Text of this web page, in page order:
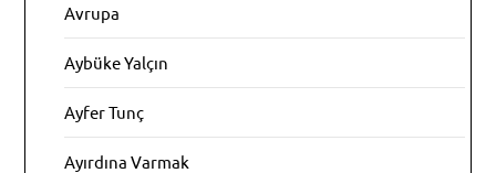
Avrupa
Aybüke Yalçın
Ayfer Tunç
Ayırdına Varmak